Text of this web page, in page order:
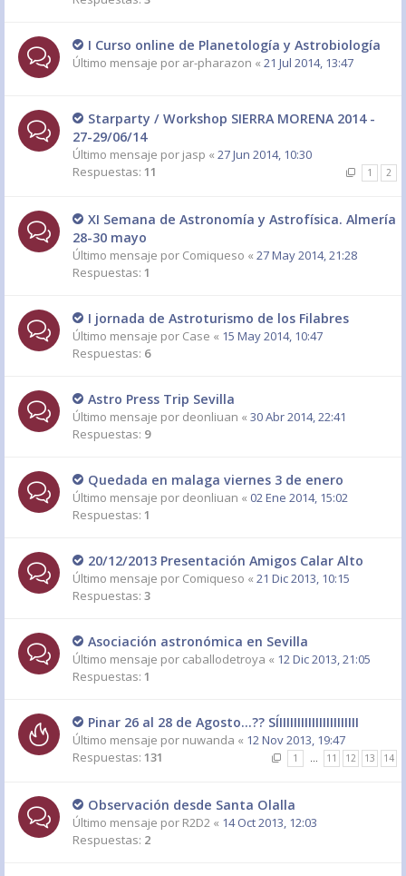
I Curso online de Planetología y Astrobiología
Último mensaje por ar-pharazon « 21 Jul 2014, 13:47
Starparty / Workshop SIERRA MORENA 2014 -
27-29/06/14
Último mensaje por jasp « 27 Jun 2014, 10:30
Respuestas: 11 1 2
XI Semana de Astronomía y Astrofísica. Almería
28-30 mayo
Último mensaje por Comiqueso « 27 May 2014, 21:28
Respuestas: 1
I jornada de Astroturismo de los Filabres
Último mensaje por Case « 15 May 2014, 10:47
Respuestas: 6
Astro Press Trip Sevilla
Último mensaje por deonliuan « 30 Abr 2014, 22:41
Respuestas: 9
Quedada en malaga viernes 3 de enero
Último mensaje por deonliuan « 02 Ene 2014, 15:02
Respuestas: 1
20/12/2013 Presentación Amigos Calar Alto
Último mensaje por Comiqueso « 21 Dic 2013, 10:15
Respuestas: 3
Asociación astronómica en Sevilla
Último mensaje por caballodetroya « 12 Dic 2013, 21:05
Respuestas: 1
Pinar 26 al 28 de Agosto...?? SÍIIIIIIIIIIIIIIIIIIIIII
Último mensaje por nuwanda « 12 Nov 2013, 19:47
Respuestas: 131 1 … 11 12 13 14
Observación desde Santa Olalla
Último mensaje por R2D2 « 14 Oct 2013, 12:03
Respuestas: 2